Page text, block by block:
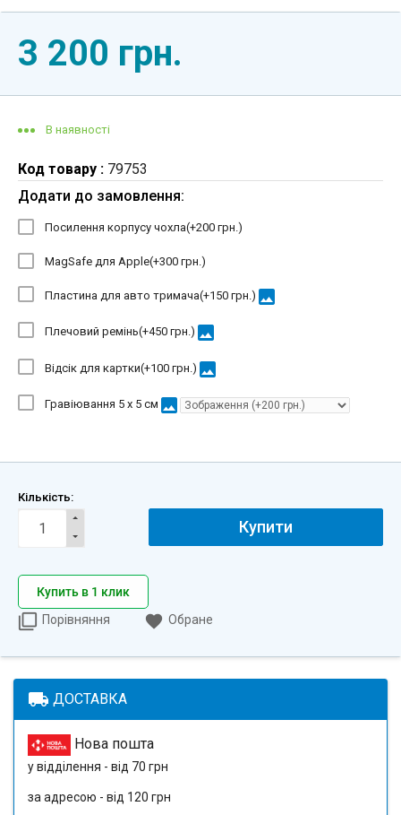
3 200 грн.
В наявності
Код товару : 79753
Додати до замовлення:
Посилення корпусу чохла(+200 грн.)
MagSafe для Apple(+300 грн.)
Пластина для авто тримача(+150 грн.) image
Плечовий ремінь(+450 грн.) image
Відсік для картки(+100 грн.) image
Гравіювання 5 х 5 см image
Кількість:
Купити
Купить в 1 клик
Порівняння
Обране
local_shipping ДОСТАВКА
Нова пошта
у відділення - від 70 грн
за адресою - від 120 грн